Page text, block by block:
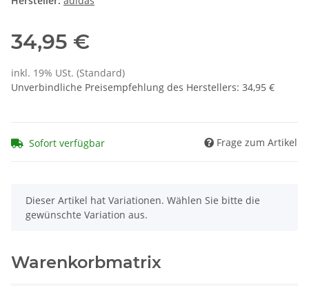
34,95 €
inkl. 19% USt. (Standard)
Unverbindliche Preisempfehlung des Herstellers: 34,95 €
Sofort verfügbar Frage zum Artikel
x
Dieser Artikel hat Variationen. Wählen Sie bitte die
gewünschte Variation aus.
Warenkorbmatrix